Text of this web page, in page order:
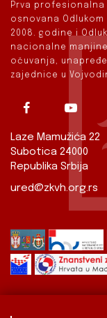
Prva profesionalna
osnovana Odlukom
2008. godine i
nacionalne
očuvanja,
zajednice u
Laze Mamužića 22
Subotica 24000
Republika Srbija
ured@zkvh.org.rs